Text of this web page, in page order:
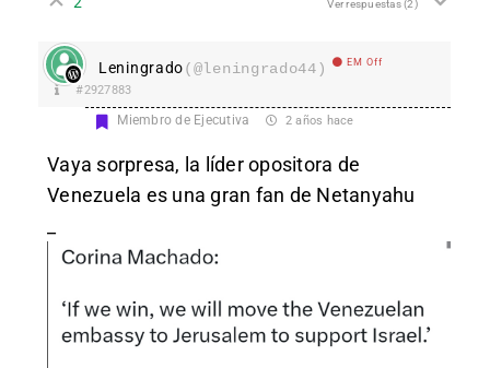
Ver respuestas(2)
Leningrado(@leningrado44) EM Off
#2927883
Miembro de Ejecutiva 2 años hace
Vaya sorpresa, la líder opositora de
Venezuela es una gran fan de Netanyahu